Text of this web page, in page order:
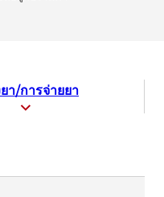
า/การจ่ายยา